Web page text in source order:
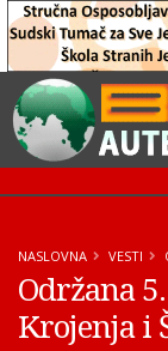
NASLOVNA VESTI
Održana
Krojenja i